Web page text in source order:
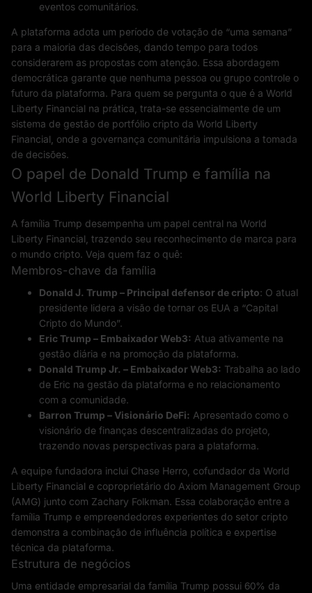
eventos comunitários.
A plataforma adota um período de votação de “uma semana”
para a maioria das decisões, dando tempo para todos
considerarem as propostas com atenção. Essa abordagem
democrática garante que nenhuma pessoa ou grupo controle o
futuro da plataforma. Para quem se pergunta o que é a World
Liberty Financial na prática, trata-se essencialmente de um
sistema de gestão de portfólio cripto da World Liberty
Financial, onde a governança comunitária impulsiona a tomada
de decisões.
O papel de Donald Trump e família na
World Liberty Financial
A família Trump desempenha um papel central na World
Liberty Financial, trazendo seu reconhecimento de marca para
o mundo cripto. Veja quem faz o quê:
Membros-chave da família
Donald J. Trump – Principal defensor de cripto: O atual
presidente lidera a visão de tornar os EUA a “Capital
Cripto do Mundo”.
Eric Trump – Embaixador Web3: Atua ativamente na
gestão diária e na promoção da plataforma.
Donald Trump Jr. – Embaixador Web3: Trabalha ao lado
de Eric na gestão da plataforma e no relacionamento
com a comunidade.
Barron Trump – Visionário DeFi: Apresentado como o
visionário de finanças descentralizadas do projeto,
trazendo novas perspectivas para a plataforma.
A equipe fundadora inclui Chase Herro, cofundador da World
Liberty Financial e coproprietário do Axiom Management Group
(AMG) junto com Zachary Folkman. Essa colaboração entre a
família Trump e empreendedores experientes do setor cripto
demonstra a combinação de influência política e expertise
técnica da plataforma.
Estrutura de negócios
Uma entidade empresarial da família Trump possui 60% da